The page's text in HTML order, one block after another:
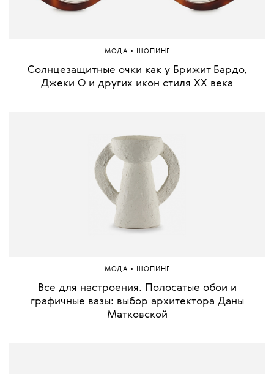
МОДА • ШОПИНГ
Солнцезащитные очки как у Брижит Бардо,
Джеки О и других икон стиля ХХ века
МОДА • ШОПИНГ
Все для настроения. Полосатые обои и
графичные вазы: выбор архитектора Даны
Матковской